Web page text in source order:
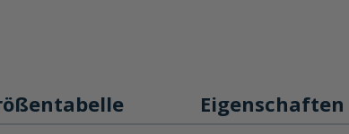
Eigenschaften